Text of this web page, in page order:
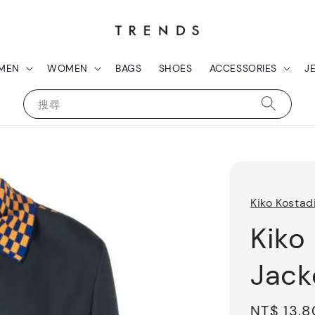
搜尋
WOMEN BAGS SHOES ACCESSORIES
Kiko
Sale
NT$